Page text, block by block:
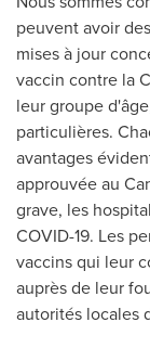
peuvent avoir
mises à jour
vaccin contre la
leur groupe
particulières.
avantages
approuvée au
grave, les
COVID-19. Les
vaccins qui leur
auprès de leur
autorités locales